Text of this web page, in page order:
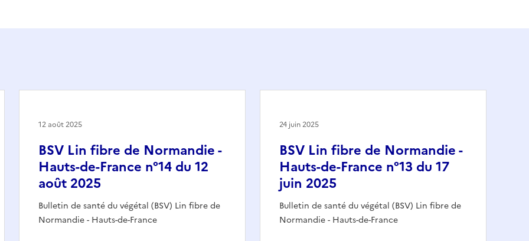
BSV Lin fibre de Normandie -
Hauts-de-France n°14 du 12
août 2025
Bulletin de santé du végétal (BSV) Lin fibre de
Normandie - Hauts-de-France
12 août 2025
BSV Lin fibre de Normandie -
Hauts-de-France n°13 du 17
juin 2025
Bulletin de santé du végétal (BSV) Lin fibre de
Normandie - Hauts-de-France
24 juin 2025